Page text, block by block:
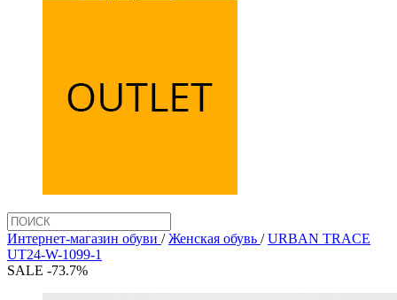
Интернет-магазин обуви /Женская обувь /URBAN TRACE
UT24-W-1099-1
SALE -73.7%